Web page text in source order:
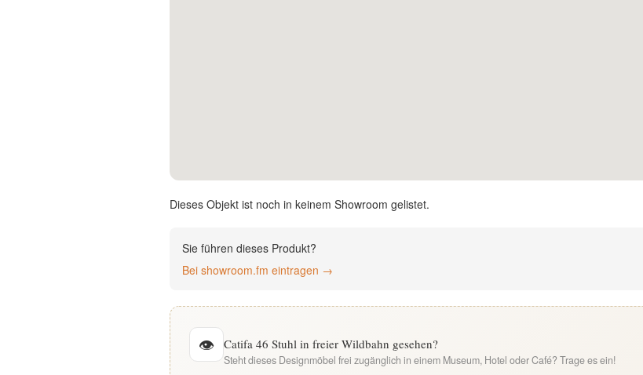
Dieses Objekt ist noch in keinem Showroom gelistet.
Sie führen dieses Produkt?
Bei showroom.fm eintragen →
👁 Catifa 46 Stuhl in freier Wildbahn gesehen?
Steht dieses Designmöbel frei zugänglich in einem Museum, Hotel oder Café? Trage es ein!